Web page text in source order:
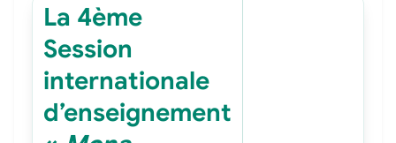
La 4ème
Session
internationale
d’enseignement